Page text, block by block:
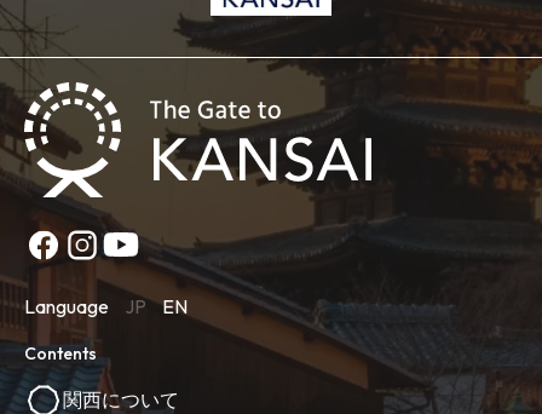
Language JP EN
Contents
関西について